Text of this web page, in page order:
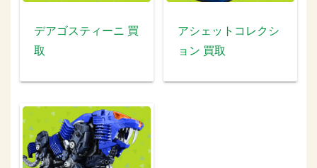
デアゴスティーニ 買
取
アシェットコレクシ
ョン 買取